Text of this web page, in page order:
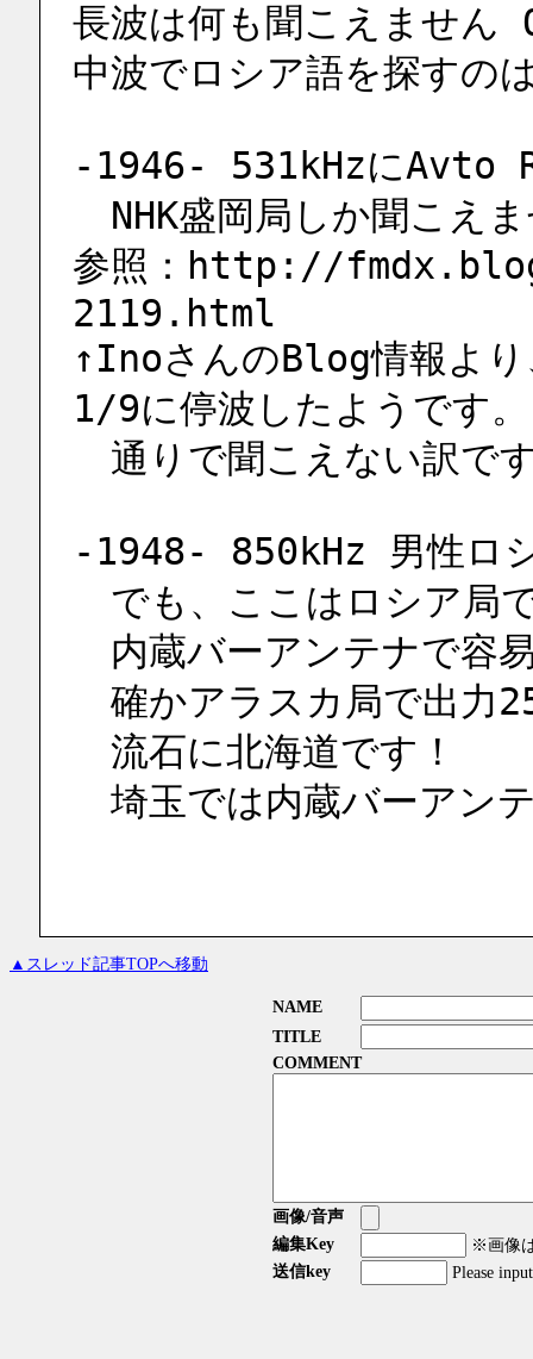
長波は何も聞こえません
中波でロシア語を探すの
-1946- 531kHzにAvto
NHK盛岡局しか聞こえ
参照：http://
2119.html
↑InoさんのBlog情報よ
1/9に停波したようです。
通りで聞こえない訳で
-1948- 850kHz 男性ロ
でも、ここはロシア局
内蔵バーアンテナで容
確かアラスカ局で出力
流石に北海道です！
埼玉では内蔵バーアン
▲スレッド記事TOPへ移動
NAME
TITLE
COMMENT
画像/音声
編集Key
※画像
送信key
Please